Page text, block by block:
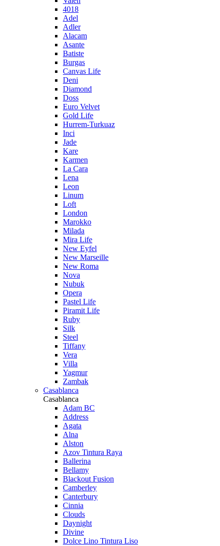
4018
Adel
Adler
Alacam
Asante
Batiste
Burgas
Canvas Life
Deni
Diamond
Doss
Euro Velvet
Gold Life
Hurrem-Turkuaz
Inci
Jade
Kare
Karmen
La Cara
Lena
Leon
Linum
Loft
London
Marokko
Milada
Mira Life
New Eyfel
New Marseille
New Roma
Nova
Nubuk
Opera
Pastel Life
Piramit Life
Ruby
Silk
Steel
Tiffany
Vera
Villa
Yagmur
Zambak
Casablanca
Casablanca
Adam BC
Address
Agata
Alna
Alston
Azov Tintura Raya
Ballerina
Bellamy
Blackout Fusion
Camberley
Canterbury
Cinnia
Clouds
Daynight
Divine
Dolce Lino Tintura Liso